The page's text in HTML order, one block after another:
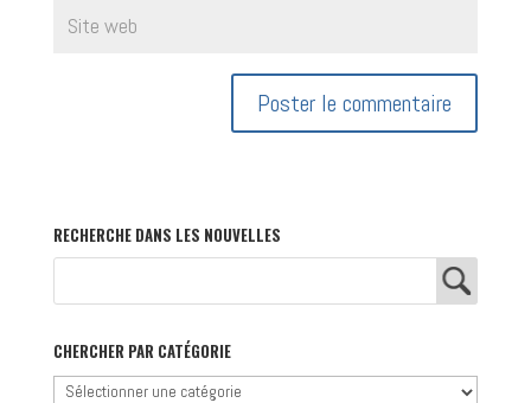
RECHERCHE DANS LES NOUVELLES
CHERCHER PAR CATÉGORIE
Chercher